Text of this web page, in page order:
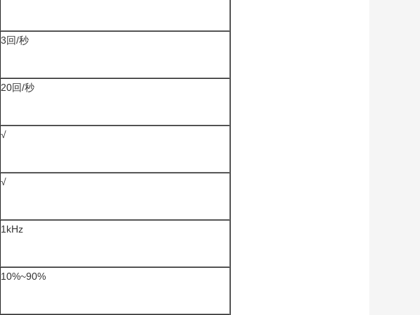
3回/秒
20回/秒
√
√
1kHz
10%~90%